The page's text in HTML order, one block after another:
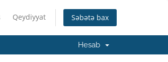
Qeydiyyat Səbətə bax
Hesab